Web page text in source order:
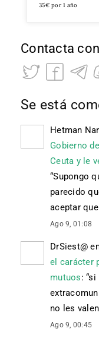
35€ por 1 año
Contacta
Se está
Hetman
Gobierno
Ceuta y le
“Supongo
parecido
aceptar
Ago 9, 01:08
DrSiest@
el carácter
mutuos: “si
no les valen
Ago 9, 00:45